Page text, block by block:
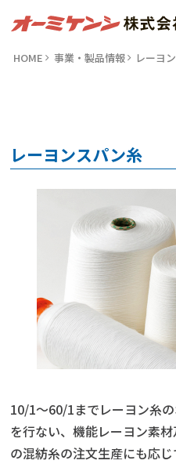
HOME 事業・製品情報 レーヨ
レーヨンスパン糸
10/1～60/1までレーヨン糸
を行ない、機能レーヨン素
の混紡糸の注文生産にも応